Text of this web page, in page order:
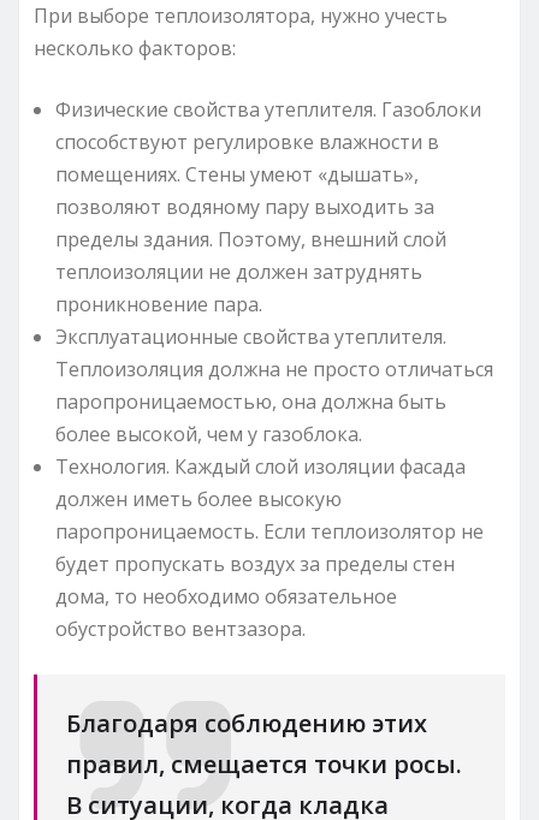
При выборе теплоизолятора, нужно учесть
несколько факторов:
Физические свойства утеплителя. Газоблоки
способствуют регулировке влажности в
помещениях. Стены умеют «дышать»,
позволяют водяному пару выходить за
пределы здания. Поэтому, внешний слой
теплоизоляции не должен затруднять
проникновение пара.
Эксплуатационные свойства утеплителя.
Теплоизоляция должна не просто отличаться
паропроницаемостью, она должна быть
более высокой, чем у газоблока.
Технология. Каждый слой изоляции фасада
должен иметь более высокую
паропроницаемость. Если теплоизолятор не
будет пропускать воздух за пределы стен
дома, то необходимо обязательное
обустройство вентзазора.
Благодаря соблюдению этих
правил, смещается точки росы.
В ситуации, когда кладка